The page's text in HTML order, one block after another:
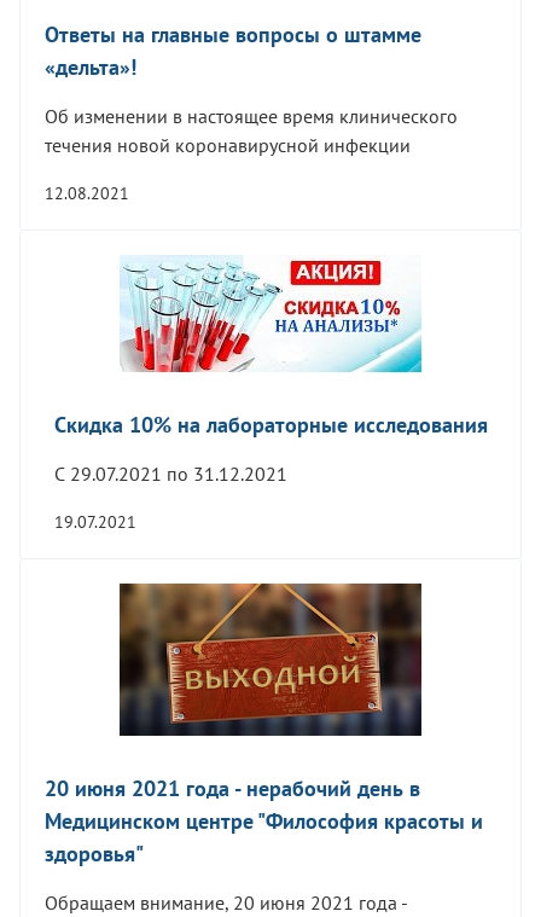
Ответы на главные вопросы о штамме
«дельта»!
Об изменении в настоящее время клинического
течения новой коронавирусной инфекции
12.08.2021
Скидка 10% на лабораторные исследования
С 29.07.2021 по 31.12.2021
19.07.2021
20 июня 2021 года - нерабочий день в
Медицинском центре "Философия красоты и
здоровья"
Обращаем внимание, 20 июня 2021 года -